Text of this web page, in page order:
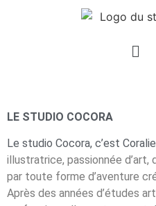
LE STUDIO COCORA
Le studio Cocora, c’est
illustratrice, passionnée d’art,
par toute forme d’aventure
Après des années d’études